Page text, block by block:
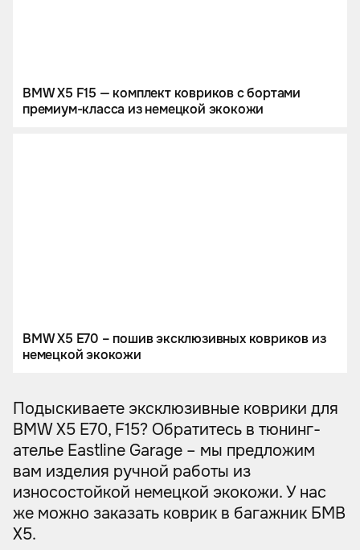
BMW X5 F15 — комплект ковриков c бортами
премиум-класса из немецкой экокожи
BMW X5 E70 – пошив эксклюзивных ковриков из
немецкой экокожи
Подыскиваете эксклюзивные коврики для
BMW X5 E70, F15? Обратитесь в тюнинг-
ателье Eastline Garage – мы предложим
вам изделия ручной работы из
износостойкой немецкой экокожи. У нас
же можно заказать коврик в багажник БМВ
X5.